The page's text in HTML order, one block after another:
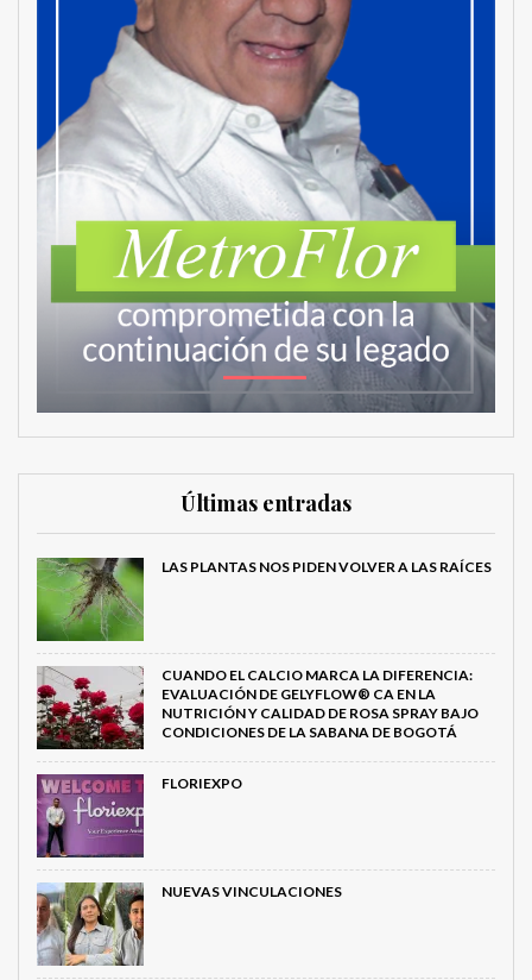
Últimas entradas
LAS PLANTAS NOS PIDEN VOLVER A LAS RAÍCES
CUANDO EL CALCIO MARCA LA DIFERENCIA:
EVALUACIÓN DE GELYFLOW® CA EN LA
NUTRICIÓN Y CALIDAD DE ROSA SPRAY BAJO
CONDICIONES DE LA SABANA DE BOGOTÁ
FLORIEXPO
NUEVAS VINCULACIONES